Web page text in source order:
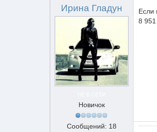
Ирина Гладун
Новичок
Сообщений: 18
Если
8